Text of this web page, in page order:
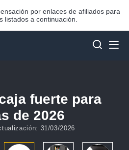
por enlaces de afiliados para
listados a continuación.
fuerte para
de 2026
31/03/2026